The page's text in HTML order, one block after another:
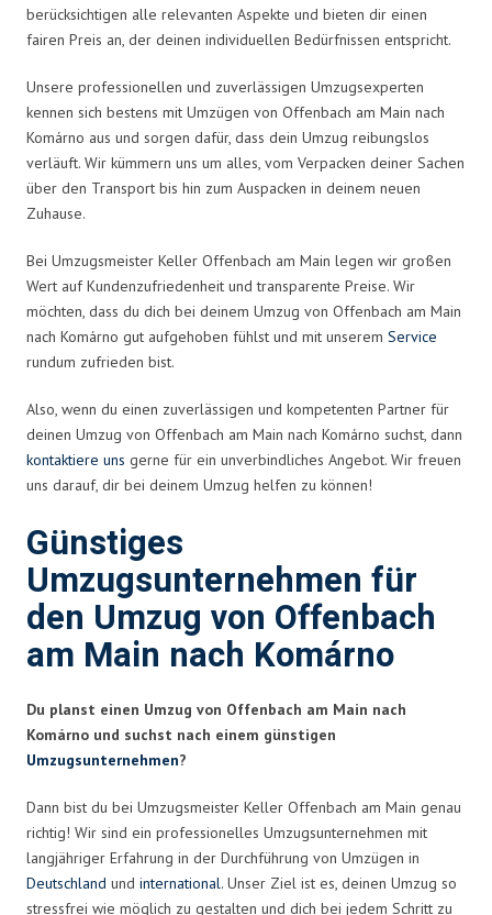
berücksichtigen alle relevanten Aspekte und bieten dir einen
fairen Preis an, der deinen individuellen Bedürfnissen entspricht.
Unsere professionellen und zuverlässigen Umzugsexperten
kennen sich bestens mit Umzügen von Offenbach am Main nach
Komárno aus und sorgen dafür, dass dein Umzug reibungslos
verläuft. Wir kümmern uns um alles, vom Verpacken deiner Sachen
über den Transport bis hin zum Auspacken in deinem neuen
Zuhause.
Bei Umzugsmeister Keller Offenbach am Main legen wir großen
Wert auf Kundenzufriedenheit und transparente Preise. Wir
möchten, dass du dich bei deinem Umzug von Offenbach am Main
nach Komárno gut aufgehoben fühlst und mit unserem Service
rundum zufrieden bist.
Also, wenn du einen zuverlässigen und kompetenten Partner für
deinen Umzug von Offenbach am Main nach Komárno suchst, dann
kontaktiere uns gerne für ein unverbindliches Angebot. Wir freuen
uns darauf, dir bei deinem Umzug helfen zu können!
Günstiges
Umzugsunternehmen für
den Umzug von Offenbach
am Main nach Komárno
Du planst einen Umzug von Offenbach am Main nach
Komárno und suchst nach einem günstigen
Umzugsunternehmen?
Dann bist du bei Umzugsmeister Keller Offenbach am Main genau
richtig! Wir sind ein professionelles Umzugsunternehmen mit
langjähriger Erfahrung in der Durchführung von Umzügen in
Deutschland und international. Unser Ziel ist es, deinen Umzug so
stressfrei wie möglich zu gestalten und dich bei jedem Schritt zu